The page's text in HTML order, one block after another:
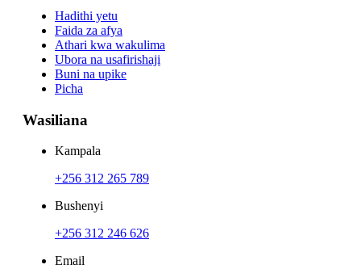
Hadithi yetu
Faida za afya
Athari kwa wakulima
Ubora na usafirishaji
Buni na upike
Picha
Wasiliana
Kampala
+256 312 265 789
Bushenyi
+256 312 246 626
Email